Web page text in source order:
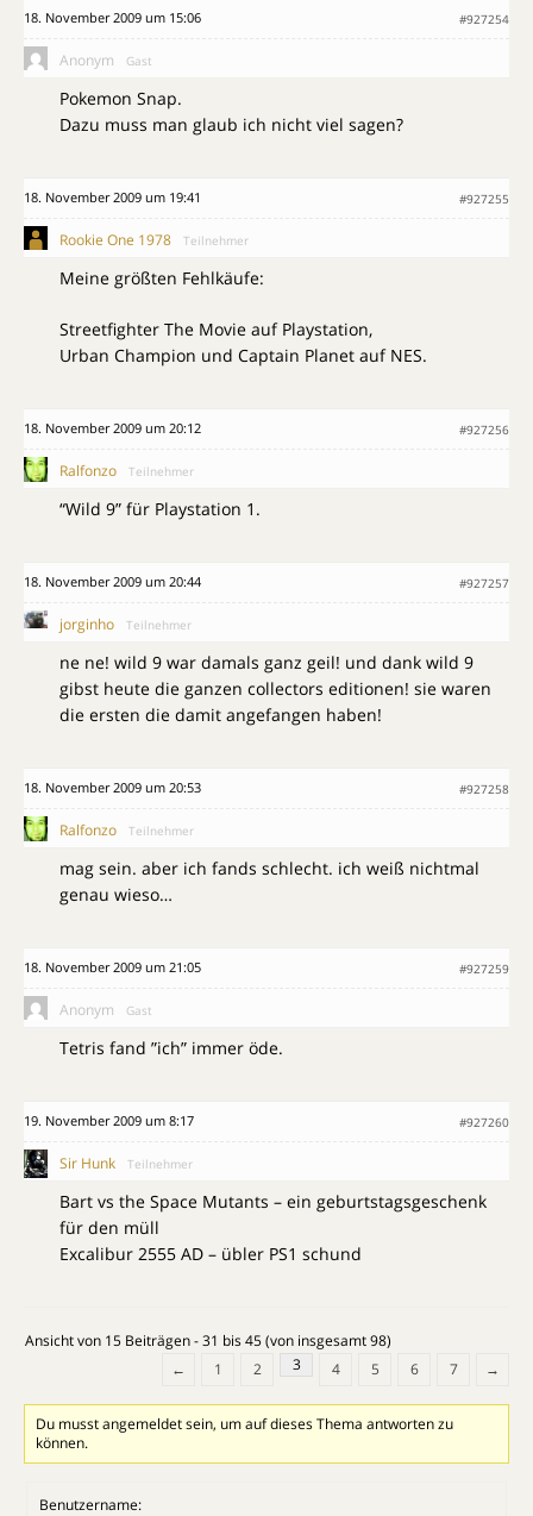
18. November 2009 um 15:06 #927254
Anonym Gast
Pokemon Snap.
Dazu muss man glaub ich nicht viel sagen?
18. November 2009 um 19:41 #927255
Rookie One 1978 Teilnehmer
Meine größten Fehlkäufe:
Streetfighter The Movie auf Playstation,
Urban Champion und Captain Planet auf NES.
18. November 2009 um 20:12 #927256
Ralfonzo Teilnehmer
“Wild 9” für Playstation 1.
18. November 2009 um 20:44 #927257
jorginho Teilnehmer
ne ne! wild 9 war damals ganz geil! und dank wild 9
gibst heute die ganzen collectors editionen! sie waren
die ersten die damit angefangen haben!
18. November 2009 um 20:53 #927258
Ralfonzo Teilnehmer
mag sein. aber ich fands schlecht. ich weiß nichtmal
genau wieso…
18. November 2009 um 21:05 #927259
Anonym Gast
Tetris fand ”ich” immer öde.
19. November 2009 um 8:17 #927260
Sir Hunk Teilnehmer
Bart vs the Space Mutants – ein geburtstagsgeschenk
für den müll
Excalibur 2555 AD – übler PS1 schund
Ansicht von 15 Beiträgen - 31 bis 45 (von insgesamt 98)
←
1 2 3 4 5 6 7 →
Du musst angemeldet sein, um auf dieses Thema antworten zu
können.
Benutzername: